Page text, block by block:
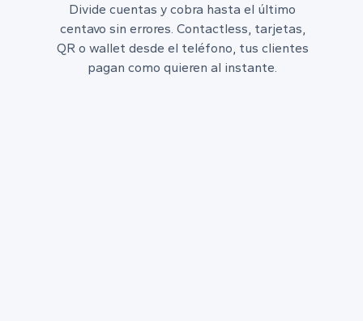
Divide cuentas y cobra hasta el último
centavo sin errores. Contactless, tarjetas,
QR o wallet desde el teléfono, tus clientes
pagan como quieren al instante.